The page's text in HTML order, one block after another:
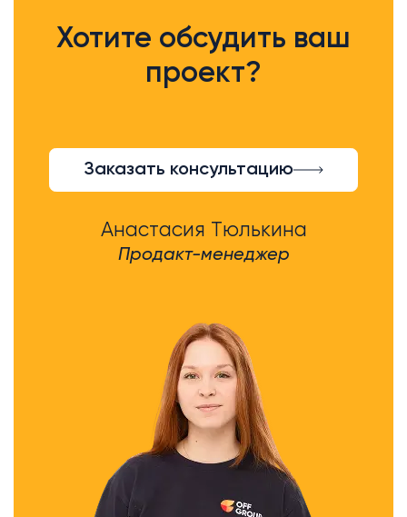
Хотите обсудить ваш
проект?
Заказать консультацию
Анастасия Тюлькина
Продакт-менеджер